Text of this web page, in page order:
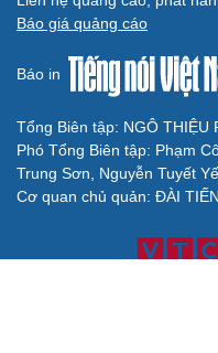
Báo giá quảng cáo
Báo in
Tổng Biên tập: NGÔ THIỆU
Phó Tổng Biên tập: Phạm
Trung Sơn, Nguyễn Tuyết
Cơ quan chủ quản: ĐÀI